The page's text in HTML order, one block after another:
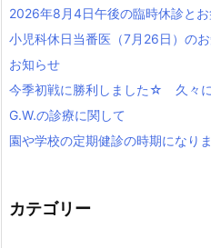
2026年8月4日午後の臨時休診と
小児科休日当番医（7月26日）の
お知らせ
今季初戦に勝利しました☆ 久々
G.W.の診療に関して
園や学校の定期健診の時期になり
カテゴリー